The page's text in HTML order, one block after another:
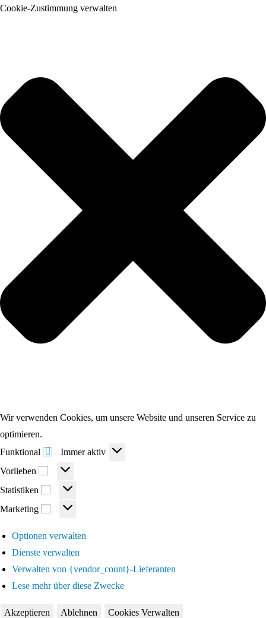
Cookie-Zustimmung verwalten
Wir verwenden Cookies, um unsere Website und unseren Service zu
optimieren.
Funktional
Funktional
Immer aktiv
Vorlieben
Vorlieben
Statistiken Statistiken
Marketing Marketing
Optionen verwalten
Dienste verwalten
Verwalten von {vendor_count}-Lieferanten
Lese mehr über diese Zwecke
Akzeptieren Ablehnen
Cookies Verwalten